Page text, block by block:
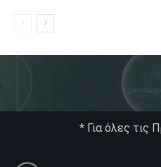
* Για όλες τις